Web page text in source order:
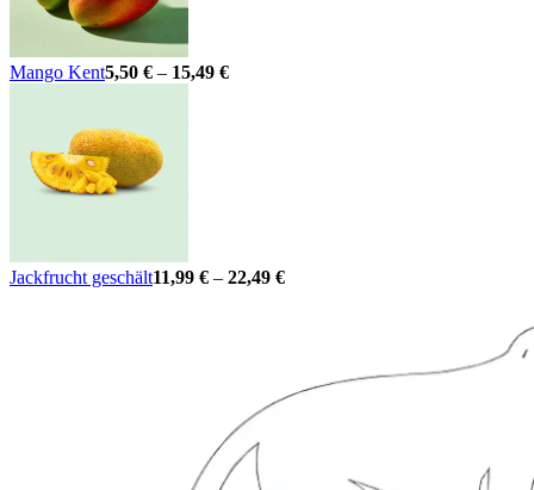
Mango Kent5,50 € – 15,49 €
Jackfrucht geschält11,99 € – 22,49 €